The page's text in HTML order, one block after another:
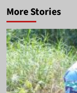
More Stories